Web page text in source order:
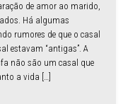
de amor ao marido,
Há algumas
rumores de que o casal
estavam “antigas”. A
não são um casal que
a vida […]